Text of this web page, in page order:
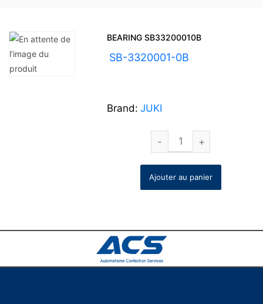
BEARING SB33200010B
SB-3320001-0B
Brand: JUKI
Ajouter au panier